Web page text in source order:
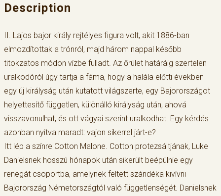
Description
II. Lajos bajor király rejtélyes figura volt, akit 1886-ban
elmozdítottak a trónról, majd három nappal később
titokzatos módon vízbe fulladt. Az őrület határáig szertelen
uralkodóról úgy tartja a fáma, hogy a halála előtti években
egy új királyság után kutatott világszerte, egy Bajorországot
helyettesítő független, különálló királyság után, ahová
visszavonulhat, és ott vágyai szerint uralkodhat. Egy kérdés
azonban nyitva maradt: vajon sikerrel járt-e?
Itt lép a színre Cotton Malone. Cotton protezsáltjának, Luke
Danielsnek hosszú hónapok után sikerült beépülnie egy
renegát csoportba, amelynek feltett szándéka kivívni
Bajorország Németországtól való függetlenségét. Danielsnek